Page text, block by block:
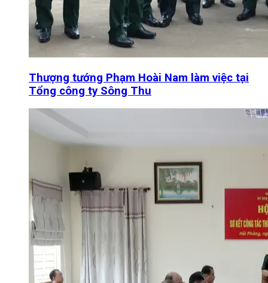
Thượng tướng Phạm Hoài Nam làm việc tại
Tổng công ty Sông Thu